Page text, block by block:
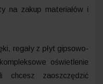
na zakup materiałów i
regały z płyt gipsowo-
oświetlenie
chcesz zaoszczędzić